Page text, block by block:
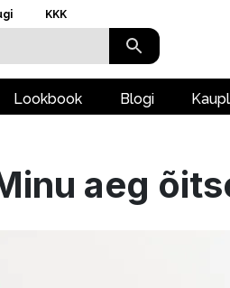
KKK
Lookbook Blogi
aeg